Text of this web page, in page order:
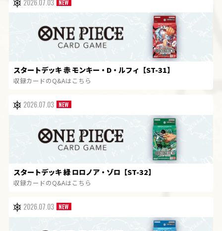
2026.07.03
スタートデッキ 赤 モンキー・D・ルフィ【ST-31】
収録カードのQ&Aはこちら
2026.07.03
スタートデッキ 緑 ロロノア・ゾロ【ST-32】
収録カードのQ&Aはこちら
2026.07.03